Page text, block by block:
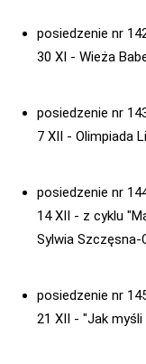
posiedzenie nr
30 XI - Wieża
posiedzenie nr
7 XII - Olimpiada
posiedzenie nr
14 XII - z cyklu
Sylwia Szczęsna-
posiedzenie nr
21 XII - "Jak